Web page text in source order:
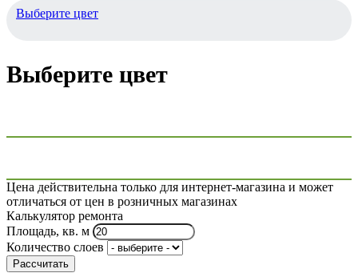
Выберите цвет
Выберите цвет
Цена действительна только для интернет-магазина и может
отличаться от цен в розничных магазинах
Калькулятор ремонта
Площадь, кв. м
Количество слоев
Рассчитать